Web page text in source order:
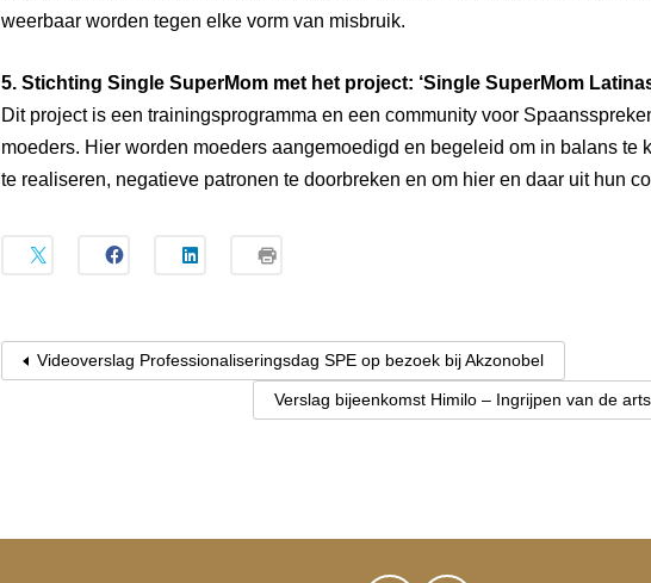
weerbaar worden tegen elke vorm van misbruik.
5. Stichting Single SuperMom met het project: ‘Single SuperMom
Dit project is een trainingsprogramma en een community voor
moeders. Hier worden moeders aangemoedigd en begeleid om in balans te
te realiseren, negatieve patronen te doorbreken en om hier en daar uit hun
Videoverslag Professionaliseringsdag SPE op bezoek bij Akzonobel
Verslag bijeenkomst Himilo – Ingrijpen van de